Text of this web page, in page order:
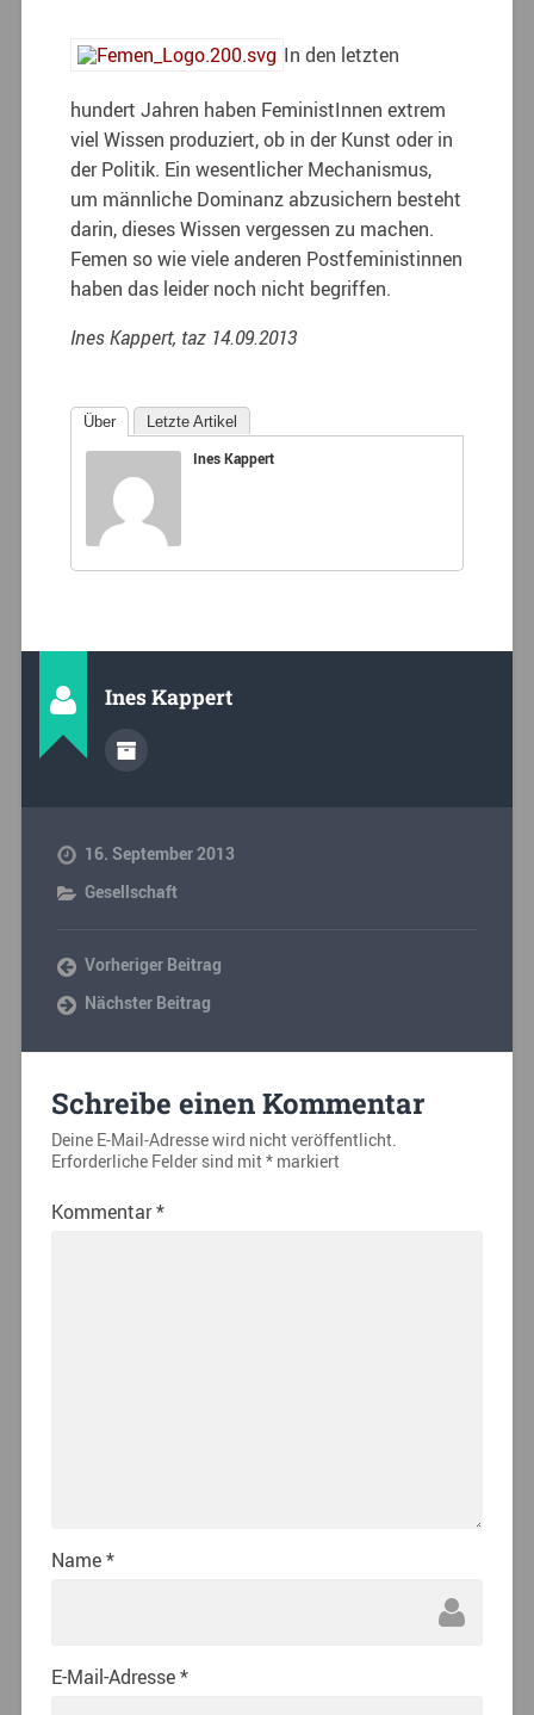
In den letzten
hundert Jahren haben FeministInnen extrem
viel Wissen produziert, ob in der Kunst oder in
der Politik. Ein wesentlicher Mechanismus,
um männliche Dominanz abzusichern besteht
darin, dieses Wissen vergessen zu machen.
Femen so wie viele anderen Postfeministinnen
haben das leider noch nicht begriffen.
Ines Kappert, taz 14.09.2013
Über Letzte Artikel
Ines Kappert
Ines Kappert
16. September 2013
Gesellschaft
Vorheriger Beitrag
Nächster Beitrag
Schreibe einen Kommentar
Deine E-Mail-Adresse wird nicht veröffentlicht.
Erforderliche Felder sind mit*markiert
Kommentar*
Name*
E-Mail-Adresse*